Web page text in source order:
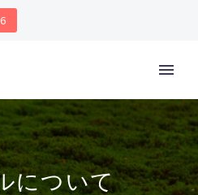
について